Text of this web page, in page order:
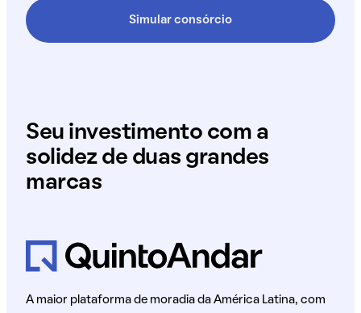
Simular consórcio
Seu investimento com a
solidez de duas grandes
marcas
A maior plataforma de moradia da América Latina, com